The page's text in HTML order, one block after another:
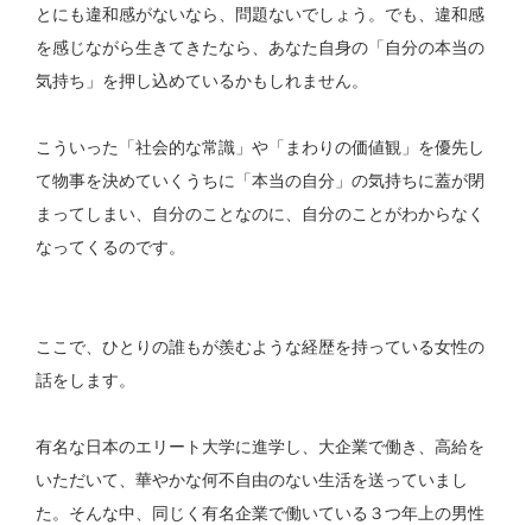
とにも違和感がないなら、問題ないでしょう。でも、違和感
を感じながら生きてきたなら、あなた自身の「自分の本当の
気持ち」を押し込めているかもしれません。
こういった「社会的な常識」や「まわりの価値観」を優先し
て物事を決めていくうちに「本当の自分」の気持ちに蓋が閉
まってしまい、自分のことなのに、自分のことがわからなく
なってくるのです。
ここで、ひとりの誰もが羨むような経歴を持っている女性の
話をします。
有名な日本のエリート大学に進学し、大企業で働き、高給を
いただいて、華やかな何不自由のない生活を送っていまし
た。そんな中、同じく有名企業で働いている３つ年上の男性